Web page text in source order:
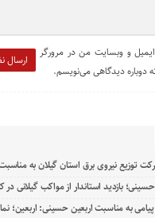
ارسال نظر
و وبسایت من در مرورگر
دوباره دیدگاهی می‌نویسم.
توزیع نیروی برق استان گیلان به مناسبت
بازدید استاندار از مواکب گیلانی در
به مناسبت اربعین حسینی: اربعین؛